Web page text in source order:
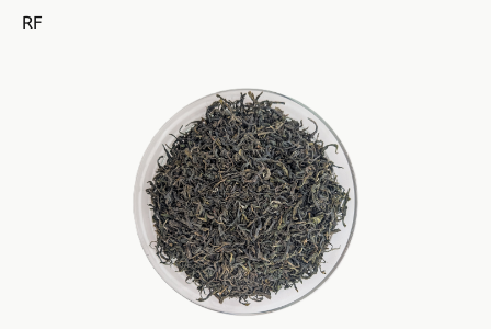
RF
Bildergalerie überspringen